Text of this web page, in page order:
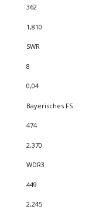
362
1,810
SWR
8
0,04
Bayerisches FS
474
2,370
WDR3
449
2,245